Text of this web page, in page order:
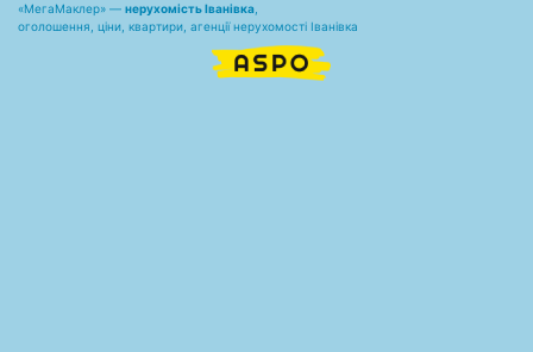
«МегаМаклер» — нерухомість Іванівка
оголошення, ціни, квартири, агенції нерухомості Іванівка